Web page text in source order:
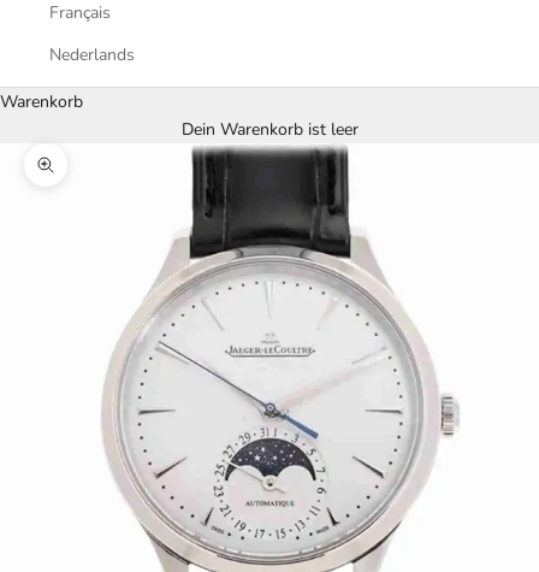
Français
Nederlands
Warenkorb
Dein Warenkorb ist leer
Bild vergrößern